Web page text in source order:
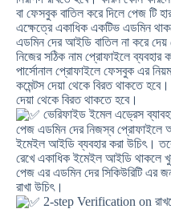
বা ফেসবুক বাতিল করে দিলে পেজ টি
এক্ষেত্রে একাধিক একটিভ এডমিন
এডমিন দের আইডি বাতিল না করে
নিজের সঠিক নাম প্রোফাইলে ব্যবহার
পার্সোনাল প্রোফাইলে ফেসবুক এর
কমেন্টস দেয়া থেকে বিরত থাকতে
দেয়া থেকে বিরত থাকতে হবে।
ভেরিফাইড ইমেল এড্রেস
পেজ এডমিন দের নিজস্ব প্রোফাইলে
ইমেইল আইডি ব্যবহার করা উচিৎ।
রেখে একাধিক ইমেইল আইডি থাকলে
পেজ এর এডমিন দের সিকিউরিটি এর
রাখা উচিৎ।
2-step Verification on